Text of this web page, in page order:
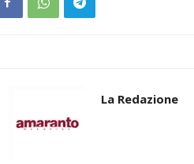
La Redazione